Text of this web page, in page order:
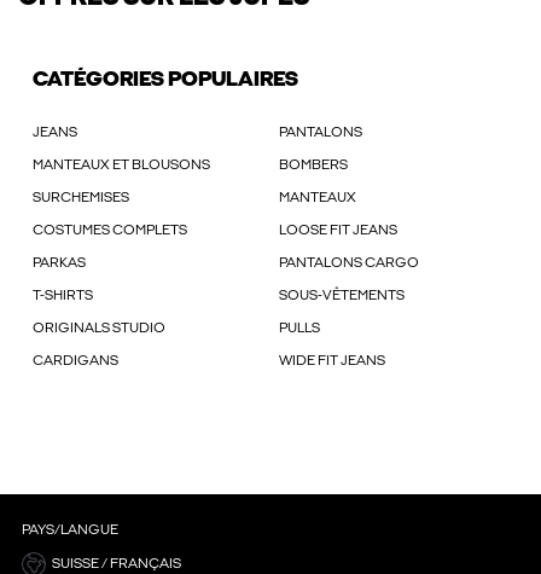
CATÉGORIES POPULAIRES
JEANS PANTALONS
MANTEAUX ET BLOUSONS BOMBERS
SURCHEMISES MANTEAUX
COSTUMES COMPLETS LOOSE FIT JEANS
PARKAS PANTALONS CARGO
T-SHIRTS SOUS-VÊTEMENTS
ORIGINALS STUDIO PULLS
CARDIGANS WIDE FIT JEANS
PAYS/LANGUE
SUISSE / FRANÇAIS